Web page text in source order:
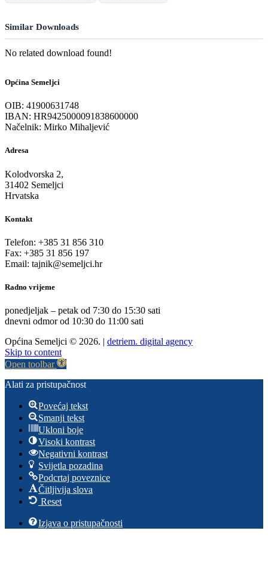
Similar Downloads
No related download found!
Općina Semeljci
OIB: 41900631748
IBAN: HR9425000091838600000
Načelnik: Mirko Mihaljević
Adresa
Kolodvorska 2,
31402 Semeljci
Hrvatska
Kontakt
Telefon: +385 31 856 310
Fax: +385 31 856 197
Email: tajnik@semeljci.hr
Radno vrijeme
ponedjeljak – petak od 7:30 do 15:30 sati
dnevni odmor od 10:30 do 11:00 sati
Općina Semeljci © 2026. | detriem. digital agency
Skip to content
Open toolbar
Alati za pristupačnost
Povećaj tekst
Smanji tekst
Ukloni boje
Visoki kontrast
Negativni kontrast
Svijetla pozadina
Podcrtaj poveznice
Čitljivija slova
Reset
Izjava o pristupačnosti